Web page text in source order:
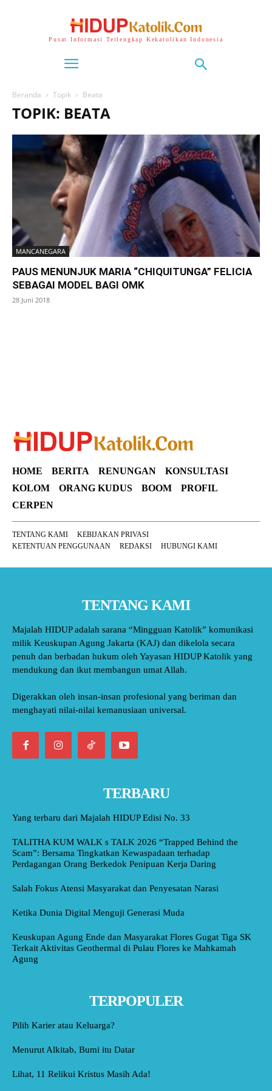
Pusat Informasi Terlengkap Kekatolikan Indonesia
Beranda Topik Beata
TOPIK: BEATA
MANCANEGARA
PAUS MENUNJUK MARIA “CHIQUITUNGA” FELICIA
SEBAGAI MODEL BAGI OMK
28 Juni 2018
HOME BERITA RENUNGAN
KONSULTASI
KOLOM
ORANG KUDUS BOOM
PROFIL
CERPEN
TENTANG KAMI
KEBIJAKAN PRIVASI
KETENTUAN PENGGUNAAN
REDAKSI HUBUNGI KAMI
TENTANG KAMI
Majalah HIDUP adalah sarana “Mingguan Katolik” komunikasi
milik Keuskupan Agung Jakarta (KAJ) dan dikelola secara
penuh dan berbadan hukum oleh Yayasan HIDUP Katolik yang
mendukung dan ikut membangun umat Allah.
Digerakkan oleh insan-insan profesional yang beriman dan
menghayati nilai-nilai kemanusiaan universal.
TERBARU
Yang terbaru dari Majalah HIDUP Edisi No. 33
TALITHA KUM WALK s TALK 2026 “Trapped Behind the
Scam”: Bersama Tingkatkan Kewaspadaan terhadap
Perdagangan Orang Berkedok Penipuan Kerja Daring
Salah Fokus Atensi Masyarakat dan Penyesatan Narasi
Ketika Dunia Digital Menguji Generasi Muda
Keuskupan Agung Ende dan Masyarakat Flores Gugat Tiga SK
Terkait Aktivitas Geothermal di Pulau Flores ke Mahkamah
Agung
TERPOPULER
Pilih Karier atau Keluarga?
Menurut Alkitab, Bumi itu Datar
Lihat, 11 Relikui Kristus Masih Ada!